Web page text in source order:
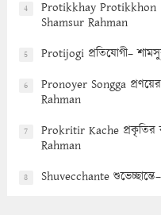
4
Protikkhay Protikkhon
Shamsur Rahman
5 Protijogi প্রতিযোগী–
6
Pronoyer Songga
Rahman
7
Prokritir Kache প্রকৃতির
Rahman
8 Shuvecchante